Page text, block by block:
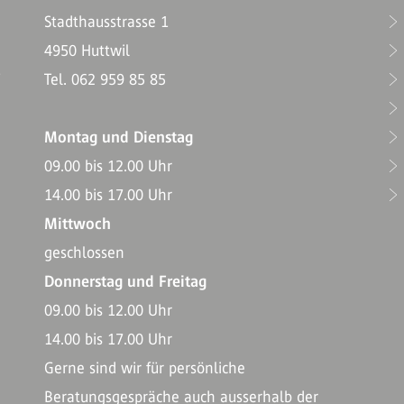
Stadthausstrasse 1
4950 Huttwil
Tel. 062 959 85 85
Montag und Dienstag
09.00 bis 12.00 Uhr
14.00 bis 17.00 Uhr
Mittwoch
geschlossen
Donnerstag und Freitag
09.00 bis 12.00 Uhr
14.00 bis 17.00 Uhr
Gerne sind wir für persönliche
Beratungsgespräche auch ausserhalb der